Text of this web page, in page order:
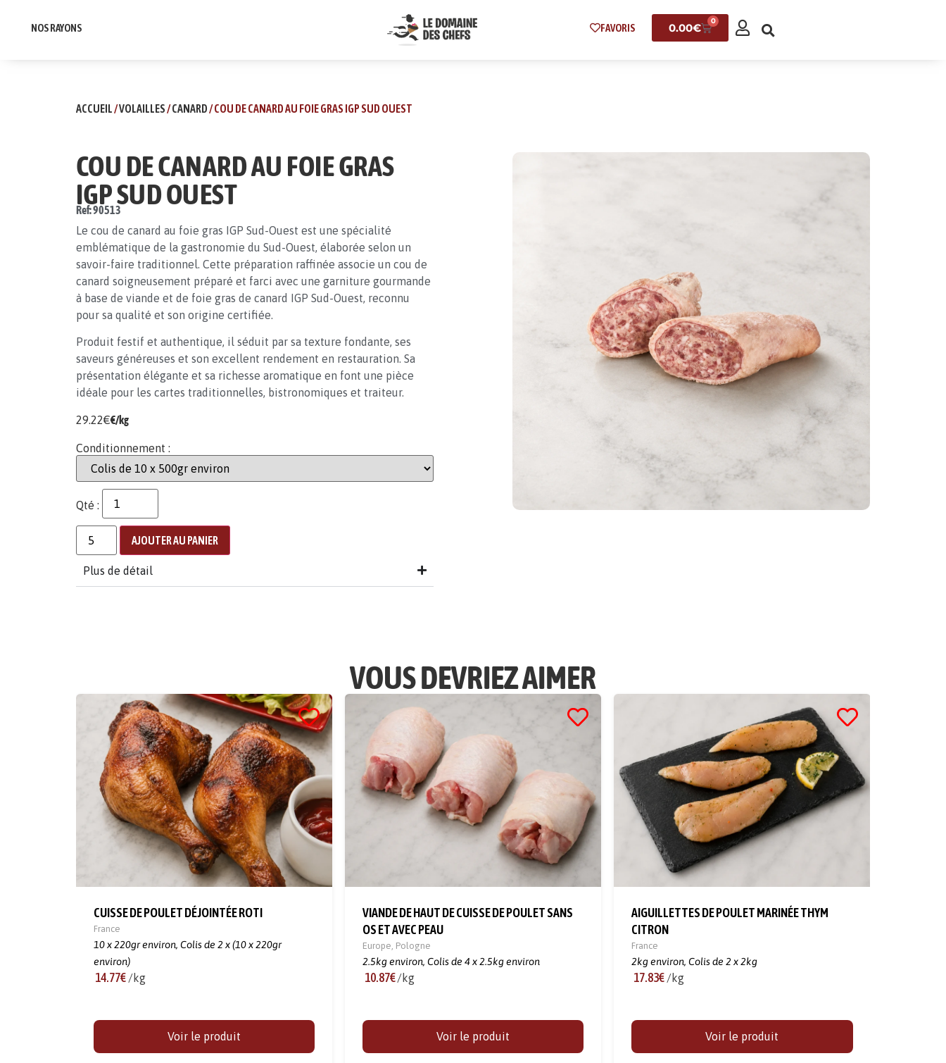
NOS RAYONS FAVORIS 0.00€
0
ACCUEIL/VOLAILLES/CANARD/ COU DE CANARD AU FOIE GRAS IGP SUD OUEST
COU DE CANARD AU FOIE GRAS
IGP SUD OUEST
Ref: 90513
Le cou de canard au foie gras IGP Sud-Ouest est une spécialité
emblématique de la gastronomie du Sud-Ouest, élaborée selon un
savoir-faire traditionnel. Cette préparation raffinée associe un cou de
canard soigneusement préparé et farci avec une garniture gourmande
à base de viande et de foie gras de canard IGP Sud-Ouest, reconnu
pour sa qualité et son origine certifiée.
Produit festif et authentique, il séduit par sa texture fondante, ses
saveurs généreuses et son excellent rendement en restauration. Sa
présentation élégante et sa richesse aromatique en font une pièce
idéale pour les cartes traditionnelles, bistronomiques et traiteur.
29.22€€/kg
Conditionnement :
Qté :
AJOUTER AU PANIER
Plus de détail
VOUS DEVRIEZ AIMER
CUISSE DE POULET DÉJOINTÉE ROTI
France
10 x 220gr environ, Colis de 2 x (10 x 220gr
environ)
14.77€ /kg
Voir le produit
VIANDE DE HAUT DE CUISSE DE POULET SANS
OS ET AVEC PEAU
Europe Pologne
2.5kg environ, Colis de 4 x 2.5kg environ
10.87€/kg
Voir le produit
AIGUILLETTES DE POULET MARINÉE THYM
CITRON
France
2kg environ, Colis de 2 x 2kg
17.83€ /kg
Voir le produit